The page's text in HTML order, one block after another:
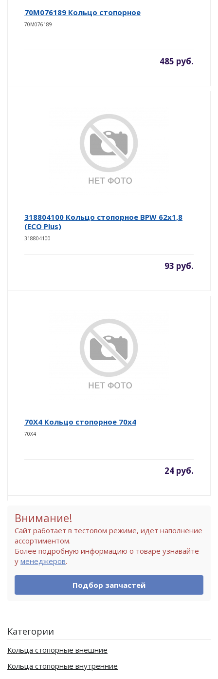
70M076189 Кольцо стопорное
70M076189
485 руб.
318804100 Кольцо стопорное BPW 62x1,8
(ECO Plus)
318804100
93 руб.
70X4 Кольцо стопорное 70х4
70X4
24 руб.
Внимание!
Сайт работает в тестовом режиме, идет наполнение
ассортиментом.
Более подробную информацию о товаре узнавайте
у менеджеров.
Подбор запчастей
Категории
Кольца стопорные внешние
Кольца стопорные внутренние